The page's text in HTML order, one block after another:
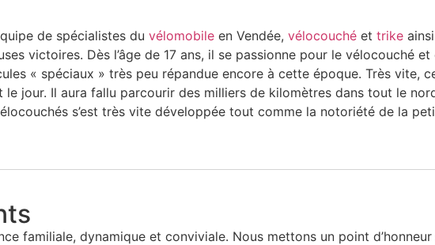
de spécialistes du vélomobile en Vendée, vélocouché et trike
victoires. Dès l’âge de 17 ans, il se passionne pour le vélocouché
« spéciaux » très peu répandue encore à cette époque. Très vite,
le jour. Il aura fallu parcourir des milliers de kilomètres dans tout le
s’est très vite développée tout comme la notoriété de la
familiale, dynamique et conviviale. Nous mettons un point